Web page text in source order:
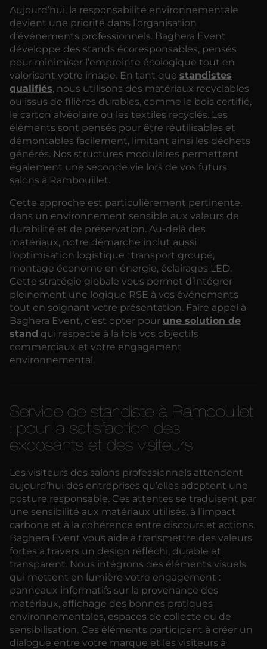
Aujourd’hui, la responsabilité environnementale
devient une priorité dans l’organisation
d’événements professionnels. Baghera Event
développe des stands écoresponsables, pensés
pour minimiser l’empreinte écologique tout en
valorisant votre image. En tant que standistes
qualifiés, nous utilisons des matériaux recyclables
ou issus de filières durables, comme le bois certifié,
le carton alvéolaire ou les textiles recyclés. Les
éléments sont pensés pour être réutilisables et
démontables facilement, limitant ainsi les déchets
générés. Nos structures modulaires permettent
également une seconde vie lors de vos futurs
salons à Rambouillet.
Cette approche est particulièrement pertinente,
dans un environnement sensible aux valeurs de
durabilité et de préservation. Au-delà des
matériaux, notre démarche inclut aussi
l’optimisation logistique : transport groupé,
montage économe en énergie, éclairages LED.
Cette stratégie globale vous permet d’intégrer
pleinement une logique RSE à vos événements
tout en soignant votre présentation. Faire appel à
Baghera Event, c’est opter pour une solution de
stand qui respecte à la fois vos objectifs
commerciaux et votre engagement
environnemental.
Service de standiste à Rambouillet
: pour la satisfaction des
exposants et des visiteurs
Les visiteurs des salons professionnels attendent
aujourd’hui des entreprises qu’elles adoptent une
posture responsable. Ces attentes se traduisent par
une sensibilité aux matériaux utilisés, à l’impact
carbone et à la cohérence entre discours et actions.
Baghera Event vous aide à transmettre des valeurs
fortes à travers un design réfléchi, durable et
transparent. Nous intégrons des éléments visuels
qui mettent en lumière votre engagement :
panneaux informatifs sur la provenance des
matériaux, affichage des bonnes pratiques
environnementales, espaces de collecte ou de
sensibilisation. Ces éléments participent à créer un
dialogue entre votre marque et les visiteurs à